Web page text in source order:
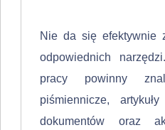
Nie da się efektywnie
odpowiednich
pracy powinny
piśmiennicze,
dokumentów oraz